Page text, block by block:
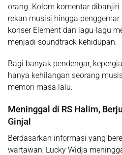
orang. Kolom komentar
rekan musisi hingga
konser Element dan lagu-lagu
menjadi soundtrack kehidupan.
Bagi banyak pendengar,
hanya kehilangan seorang
memori masa lalu.
Meninggal di RS Halim,
Ginjal
Berdasarkan informasi yang
wartawan, Lucky Widja